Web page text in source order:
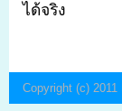
ได้จริง
Copyright (c) 2011